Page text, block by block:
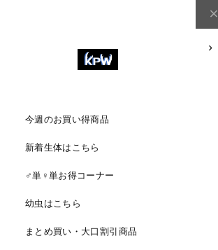
今週のお買い得商品
新着生体はこちら
♂単♀単お得コーナー
幼虫はこちら
まとめ買い・大口割引商品